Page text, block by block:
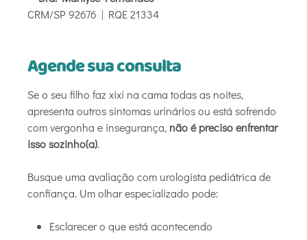
CRM/SP 92676 | RQE 21334
Agende sua consulta
Se o seu filho faz xixi na cama todas as noites,
apresenta outros sintomas urinários ou está sofrendo
com vergonha e insegurança, não é preciso enfrentar
isso sozinho(a).
Busque uma avaliação com urologista pediátrica de
confiança. Um olhar especializado pode:
Esclarecer o que está acontecendo